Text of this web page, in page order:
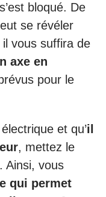
bloqué. De
se révéler
vous suffira de
axe en
pour le
et qu’il
, mettez le
Ainsi, vous
qui permet